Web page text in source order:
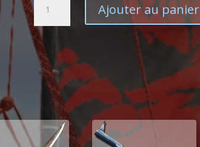
de
Arc
Ajouter au panier